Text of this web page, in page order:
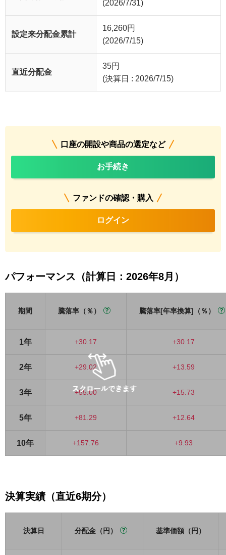
(2026/7/31)
設定来分配金累計
16,260円
(2026/7/15)
直近分配金
35円
(決算日 : 2026/7/15)
口座の開設や商品の選定など
お手続き
ファンドの確認・購入
ログイン
パフォーマンス（計算日：2026年8月）
期間 騰落率（％） 騰落率[年率換算]（％）
1年 +30.17 +30.17
2年 +29.02 +13.59
3年 +55.00 +15.73
5年 +81.29 +12.64
10年 +157.76 +9.93
決算実績（直近6期分）
決算日 分配金（円） 基準価額（円）